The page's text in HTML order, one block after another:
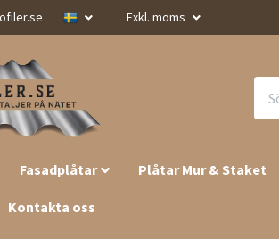
Exkl. moms
Fasadplåtar Plåtar Mur & Staket
Kontakta oss